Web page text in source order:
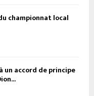
championnat local
accord de principe